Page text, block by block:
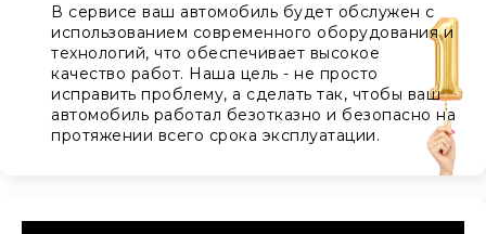
В сервисе ваш автомобиль будет обслужен с
использованием современного оборудования и
технологий, что обеспечивает высокое
качество работ. Наша цель - не просто
исправить проблему, а сделать так, чтобы ваш
автомобиль работал безотказно и безопасно на
протяжении всего срока эксплуатации.